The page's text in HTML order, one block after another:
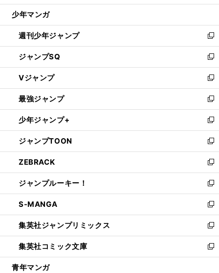
N
：
・
ハ
」
ウ
開
く
少年マンガ
週刊少年ジャンプ
新
し
い
ウ
ィ
ン
ド
ウ
で
開
く
ジャンプSQ
新
し
い
ウ
ィ
ン
ド
ウ
で
開
く
Vジャンプ
新
し
い
ウ
ィ
ン
ド
ウ
で
開
く
最強ジャンプ
新
し
い
ウ
ィ
ン
ド
ウ
で
開
く
少年ジャンプ+
新
し
い
ウ
ィ
ン
ド
ウ
で
開
く
ジャンプTOON
新
し
い
ウ
ィ
ン
ド
ウ
で
開
く
ZEBRACK
新
し
い
ウ
ィ
ン
ド
ウ
で
開
ジャンプルーキー！
新
し
い
ウ
ィ
ン
ド
ウ
S-MANGA
新
し
い
ウ
ィ
ン
集英社ジャンプリミックス
新
し
い
ウ
集英社コミック文庫
新
し
青年マンガ